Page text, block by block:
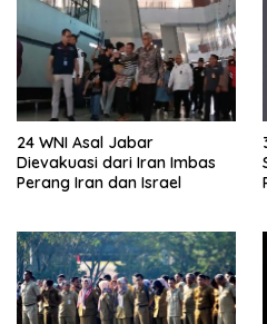
24 WNI Asal Jabar
Dievakuasi dari Iran Imbas
Perang Iran dan Israel